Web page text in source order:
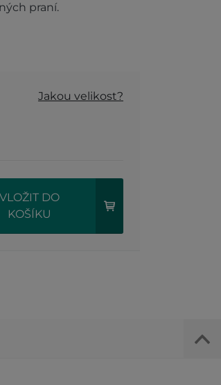
praní.
Jakou velikost?
VLOŽIT DO
KOŠÍKU